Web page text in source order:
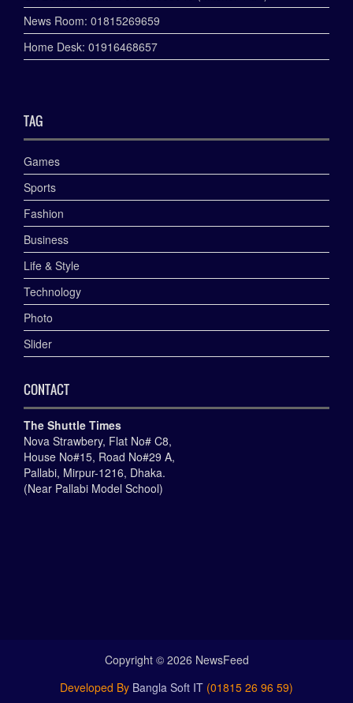
News Room: 01815269659
Home Desk: 01916468657
TAG
Games
Sports
Fashion
Business
Life & Style
Technology
Photo
Slider
CONTACT
The Shuttle Times
Nova Strawbery, Flat No# C8,
House No#15, Road No#29 A,
Pallabi, Mirpur-1216, Dhaka.
(Near Pallabi Model School)
Copyright © 2026 NewsFeed
Developed By Bangla Soft IT (01815 26 96 59)